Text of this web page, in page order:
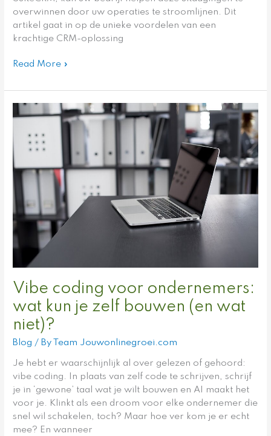
overwinnen door uw operaties te stroomlijnen. Dit
artikel gaat in op de unieke voordelen van een
krachtige CRM-oplossing
Read More »
Vibe coding voor ondernemers:
wat kun je zelf bouwen (en wat
niet)?
Blog / By Team Jouwonlinegroei.com
Je hebt er waarschijnlijk al over gelezen of gehoord:
vibe coding. In plaats van zelf code te schrijven, schrijf
je in ‘gewone’ taal wat je wilt bouwen en AI maakt het
voor je. Klinkt als een droom voor elke ondernemer die
snel wil schakelen, toch? Maar hoe ver kom je er echt
mee? En wanneer
Vibe
voor
ondernemers:
wat
kun
zelf
bouwen
(en
niet)?